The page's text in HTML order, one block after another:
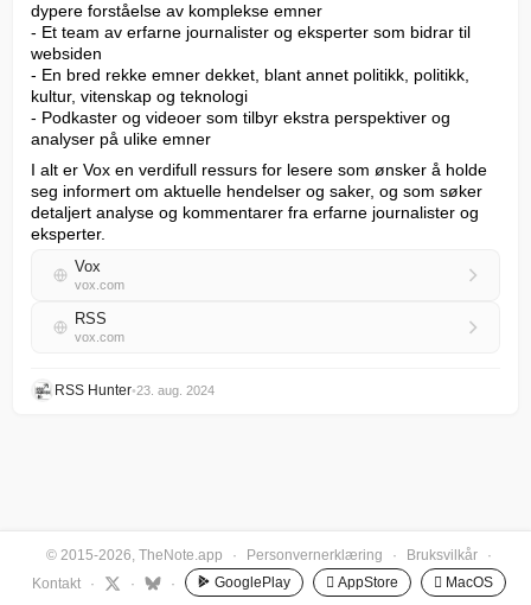
dypere forståelse av komplekse emner
- Et team av erfarne journalister og eksperter som bidrar til
websiden
- En bred rekke emner dekket, blant annet politikk, politikk,
kultur, vitenskap og teknologi
- Podkaster og videoer som tilbyr ekstra perspektiver og
analyser på ulike emner
I alt er Vox en verdifull ressurs for lesere som ønsker å holde
seg informert om aktuelle hendelser og saker, og som søker
detaljert analyse og kommentarer fra erfarne journalister og
eksperter.
Vox
vox.com
RSS
vox.com
RSS Hunter•23. aug. 2024
© 2015-2026, TheNote.app · Personvernerklæring · Bruksvilkår
·
Kontakt
· · · GooglePlay  AppStore  MacOS